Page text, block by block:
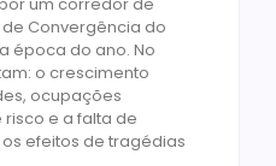
Convergência do
época do ano. No
o crescimento
ocupações
e a falta de
efeitos de tragédias